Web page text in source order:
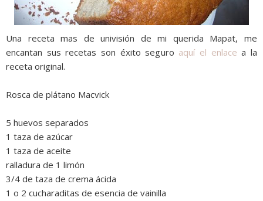
Una receta mas de univisión de mi querida Mapat, me
encantan sus recetas son éxito seguro aquí el enlacea la
receta original.
Rosca de plátano Macvick
5 huevos separados
1 taza de azúcar
1 taza de aceite
ralladura de 1 limón
3/4 de taza de crema ácida
1 o 2 cucharaditas de esencia de vainilla